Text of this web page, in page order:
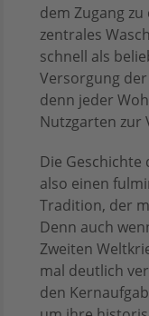
dem Zugang
zentrales
schnell als
Versorgung
denn jeder
Nutzgarten zur
Die Geschichte
also einen
Tradition, der
Denn auch
Zweiten
mal deutlich
den